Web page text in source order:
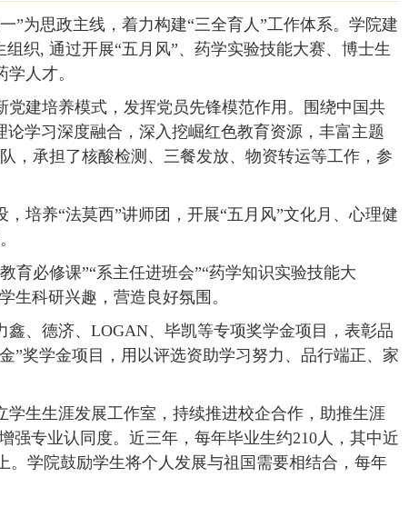
”为思政主线，着力构建“三全育人”工作体系。学院建
组织, 通过开展“五月风”、药学实验技能大赛、博士生
人才。
党建培养模式，发挥党员先锋模范作用。围绕中国共
学习深度融合，深入挖崛红色教育资源，丰富主题
，承担了核酸检测、三餐发放、物资转运等工作，参
培养“法莫西”讲师团，开展“五月风”文化月、心理健
育必修课”“系主任进班会”“药学知识实验技能大
生科研兴趣，营造良好氛围。
、德济、 LOGAN、毕凯等专项奖学金项目，表彰品
”奖学金项目，用以评选资助学习努力、品行端正、家
生生涯发展工作室，持续推进校企合作，助推生涯
强专业认同度。近三年，每年毕业生约210人，其中近
。学院鼓励学生将个人发展与祖国需要相结合，每年